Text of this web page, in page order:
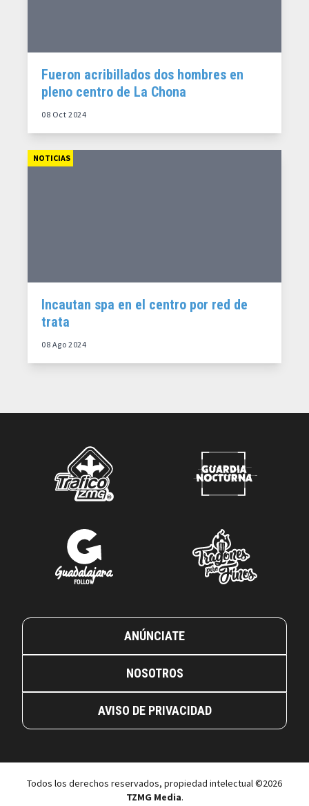
Fueron acribillados dos hombres en
pleno centro de La Chona
08 Oct 2024
NOTICIAS
Incautan spa en el centro por red de
trata
08 Ago 2024
ANÚNCIATE
NOSOTROS
AVISO DE PRIVACIDAD
Todos los derechos reservados, propiedad intelectual ©2026
TZMG Media.